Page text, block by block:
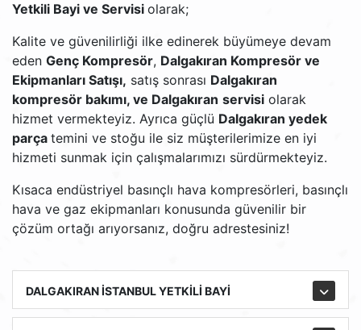
Yetkili Bayi ve Servisi olarak;
Kalite ve güvenilirliği ilke edinerek büyümeye devam
eden Genç Kompresör, Dalgakıran Kompresör ve
Ekipmanları Satışı, satış sonrası Dalgakıran
kompresör bakımı, ve Dalgakıran servisi olarak
hizmet vermekteyiz. Ayrıca güçlü Dalgakıran yedek
parça temini ve stoğu ile siz müşterilerimize en iyi
hizmeti sunmak için çalışmalarımızı sürdürmekteyiz.
Kısaca endüstriyel basınçlı hava kompresörleri, basınçlı
hava ve gaz ekipmanları konusunda güvenilir bir
çözüm ortağı arıyorsanız, doğru adrestesiniz!
DALGAKIRAN İSTANBUL YETKİLİ BAYİ